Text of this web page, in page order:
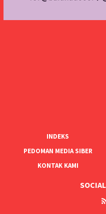
INDEKS
PEDOMAN MEDIA SIBER
KONTAK KAMI